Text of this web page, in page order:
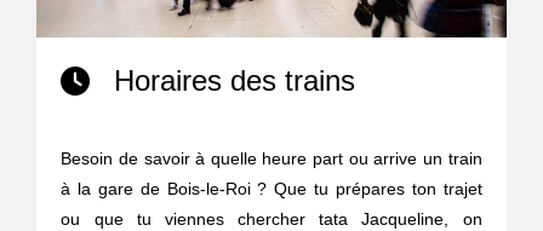
Horaires des trains
Besoin de savoir à quelle heure part ou arrive un train
à la gare de Bois-le-Roi ? Que tu prépares ton trajet
ou que tu viennes chercher tata Jacqueline, on